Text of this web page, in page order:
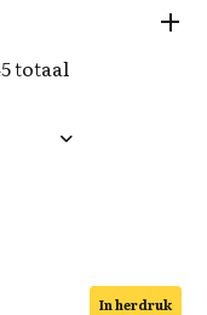
totaal
In herdruk